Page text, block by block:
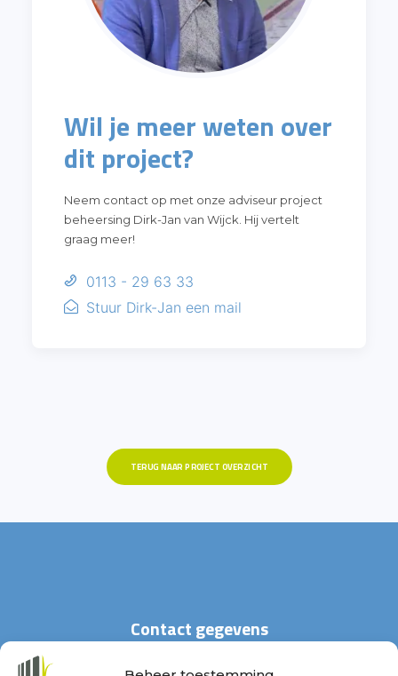
Wil je meer weten over
dit project?
Neem contact op met onze adviseur project
beheersing Dirk-Jan van Wijck. Hij vertelt
graag meer!
0113 - 29 63 33
Stuur Dirk-Jan een mail
TERUG NAAR PROJECT OVERZICHT
Contact gegevens